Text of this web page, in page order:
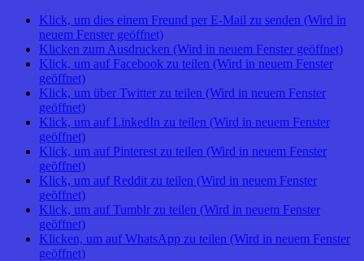
Klick, um dies einem Freund per E-Mail zu senden (Wird in
neuem Fenster geöffnet)
Klicken zum Ausdrucken (Wird in neuem Fenster geöffnet)
Klick, um auf Facebook zu teilen (Wird in neuem Fenster
geöffnet)
Klick, um über Twitter zu teilen (Wird in neuem Fenster
geöffnet)
Klick, um auf LinkedIn zu teilen (Wird in neuem Fenster
geöffnet)
Klick, um auf Pinterest zu teilen (Wird in neuem Fenster
geöffnet)
Klick, um auf Reddit zu teilen (Wird in neuem Fenster
geöffnet)
Klick, um auf Tumblr zu teilen (Wird in neuem Fenster
geöffnet)
Klicken, um auf WhatsApp zu teilen (Wird in neuem Fenster
geöffnet)